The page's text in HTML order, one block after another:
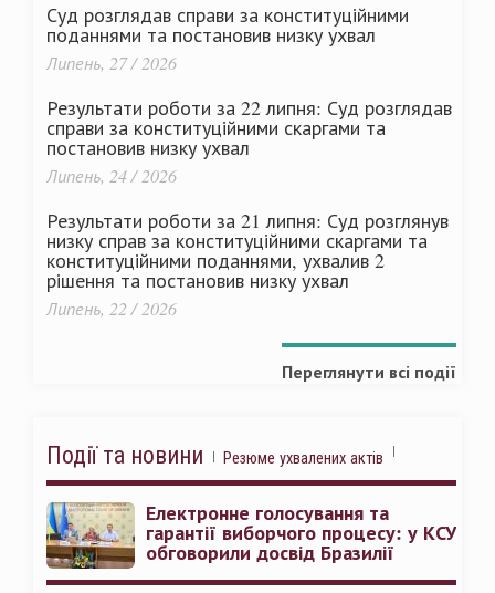
Суд розглядав справи за конституційними
поданнями та постановив низку ухвал
Липень, 27 / 2026
Результати роботи за 22 липня: Суд розглядав
справи за конституційними скаргами та
постановив низку ухвал
Липень, 24 / 2026
Результати роботи за 21 липня: Суд розглянув
низку справ за конституційними скаргами та
конституційними поданнями, ухвалив 2
рішення та постановив низку ухвал
Липень, 22 / 2026
Переглянути всі події
Події та новини Резюме ухвалених актів
Електронне голосування та
гарантії виборчого процесу: у КСУ
обговорили досвід Бразилії